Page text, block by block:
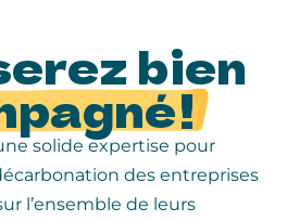
bien
!
solide expertise pour
des entreprises
l’ensemble de leurs